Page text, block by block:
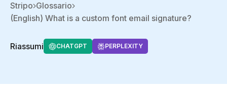
Stripo Glossario
(English) What is a custom font email signature?
Riassumi CHATGPT PERPLEXITY